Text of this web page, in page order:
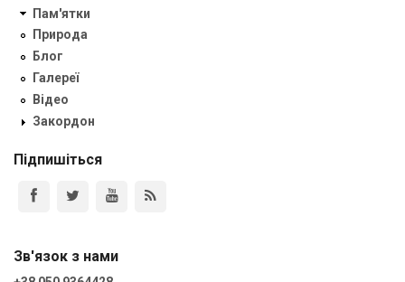
Пам'ятки
Природа
Блог
Галереї
Відео
Закордон
Підпишіться
Зв'язок з нами